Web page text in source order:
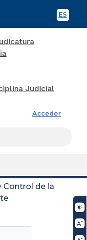
ES
Acceder
Control de la